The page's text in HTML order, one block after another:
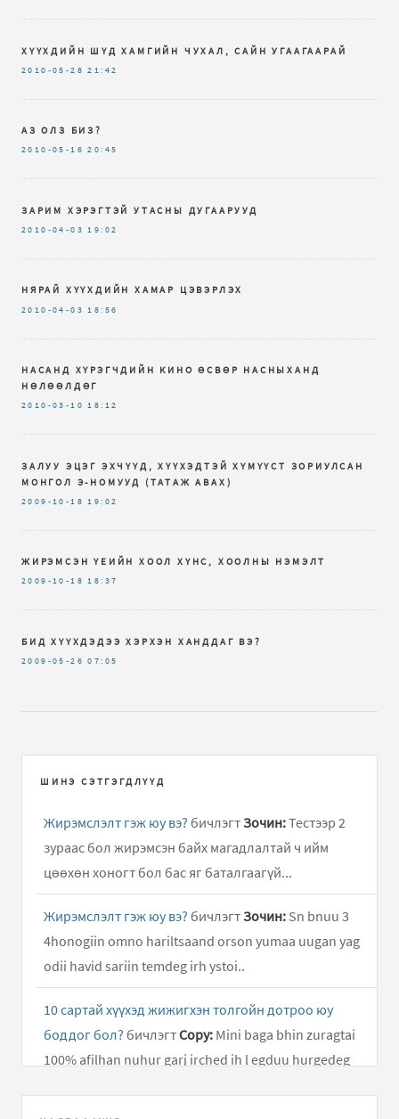
ХҮҮХДИЙН ШҮД ХАМГИЙН ЧУХАЛ, САЙН УГААГААРАЙ
2010-05-28 21:42
АЗ ОЛЗ БИЗ?
2010-05-16 20:45
ЗАРИМ ХЭРЭГТЭЙ УТАСНЫ ДУГААРУУД
2010-04-03 19:02
НЯРАЙ ХҮҮХДИЙН ХАМАР ЦЭВЭРЛЭХ
2010-04-03 18:56
НАСАНД ХҮРЭГЧДИЙН КИНО ӨСВӨР НАСНЫХАНД
НӨЛӨӨЛДӨГ
2010-03-10 18:12
ЗАЛУУ ЭЦЭГ ЭХЧҮҮД, ХҮҮХЭДТЭЙ ХҮМҮҮСТ ЗОРИУЛСАН
МОНГОЛ Э-НОМУУД (ТАТАЖ АВАХ)
2009-10-18 19:02
ЖИРЭМСЭН ҮЕИЙН ХООЛ ХҮНС, ХООЛНЫ НЭМЭЛТ
2009-10-18 18:37
БИД ХҮҮХДЭДЭЭ ХЭРХЭН ХАНДДАГ ВЭ?
2009-05-26 07:05
ШИНЭ СЭТГЭГДЛҮҮД
Жирэмслэлт гэж юу вэ? бичлэгтЗочин:Тестээр 2
зураас бол жирэмсэн байх магадлалтай ч ийм
цөөхөн хоногт бол бас яг баталгаагүй...
Жирэмслэлт гэж юу вэ? бичлэгтЗочин: Sn bnuu 3
4honogiin omno hariltsaand orson yumaa uugan yag
odii havid sariin temdeg irh ystoi..
10 сартай хүүхэд жижигхэн толгойн дотроо юу
боддог бол? бичлэгтCopy: Mini baga bhin zuragtai
100% afilhan nuhur garj irched ih l egduu hurgedeg